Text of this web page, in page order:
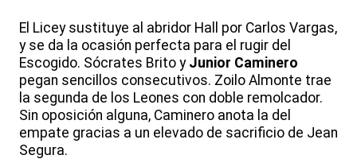
El Licey sustituye al abridor Hall por Carlos Vargas,
y se da la ocasión perfecta para el rugir del
Escogido. Sócrates Brito y Junior Caminero
pegan sencillos consecutivos. Zoilo Almonte trae
la segunda de los Leones con doble remolcador.
Sin oposición alguna, Caminero anota la del
empate gracias a un elevado de sacrificio de Jean
Segura.